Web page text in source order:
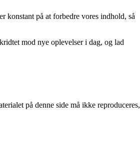
konstant på at forbedre vores indhold, så
mod nye oplevelser i dag, og lad
på denne side må ikke reproduceres,